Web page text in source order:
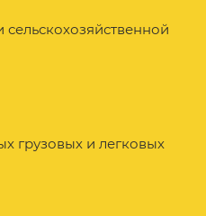
грузовых и легковых